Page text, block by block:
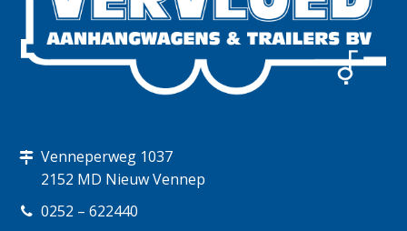
Venneperweg 1037
2152 MD Nieuw Vennep
0252 – 622440